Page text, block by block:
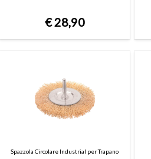
€28,90
Spazzola Circolare Industrial per Trapano